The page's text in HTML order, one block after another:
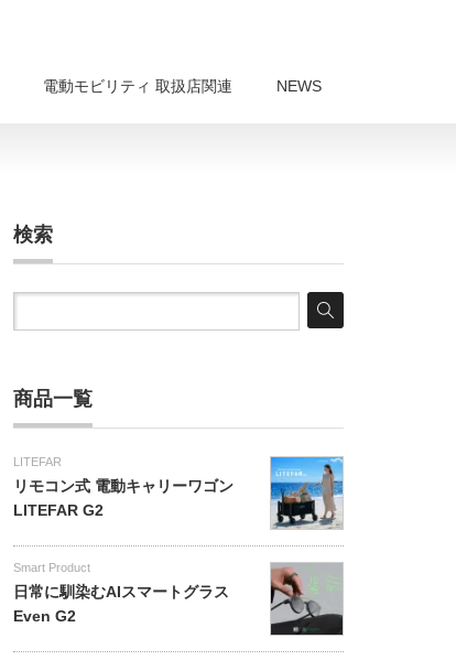
電動モビリティ 取扱店関連 NEWS
検索
商品一覧
LITEFAR
リモコン式 電動キャリーワゴン
LITEFAR G2
Smart Product
日常に馴染むAIスマートグラス
Even G2